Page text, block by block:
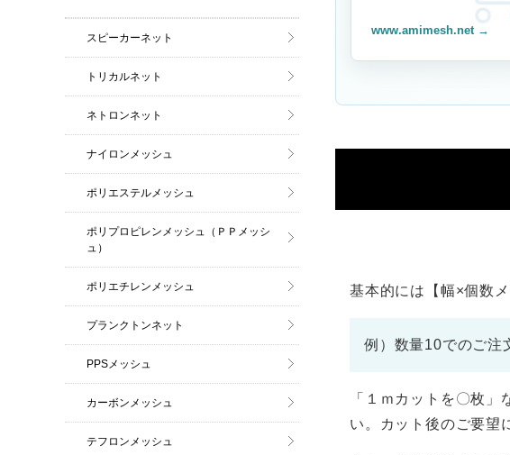
www.amimesh.net →
基本的には【幅×個数
例）数量10でのご注
「１ｍカットを〇枚
い。カット後のご要望
スピーカーネット
トリカルネット
ネトロンネット
ナイロンメッシュ
ポリエステルメッシュ
ポリプロピレンメッシュ（ＰＰメッシ
ュ）
ポリエチレンメッシュ
プランクトンネット
PPSメッシュ
カーボンメッシュ
テフロンメッシュ